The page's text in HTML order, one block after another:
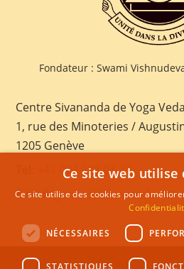
Fondateur : Swami
Centre Sivananda de Yoga
1, rue des Minoteries /
1205 Genève
+41 022 328 03 28
E-mail:geneva@sivananda.net
Ce site web utilise
Ce site utilise des cookies pour
NÉCESSAIRES
STATISTIQUES